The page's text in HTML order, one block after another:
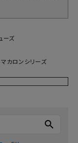
ーズ
カロンシリーズ
search